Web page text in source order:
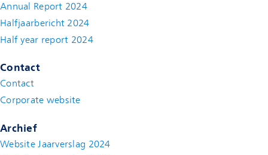
Annual Report 2024
Halfjaarbericht 2024
Half year report 2024(new window)
Contact
Contact
Corporate website
Archief
Website Jaarverslag 2024